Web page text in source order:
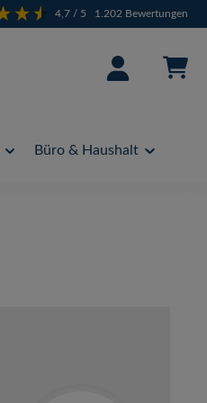
4,7 / 5 1.202 Bewertungen
Büro & Haushalt